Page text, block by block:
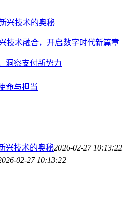
兴技术的奥秘
技术融合，开启数字时代新篇章
洞察支付新势力
命与担当
兴技术的奥秘2026-02-27 10:13:22
02-27 10:13:22